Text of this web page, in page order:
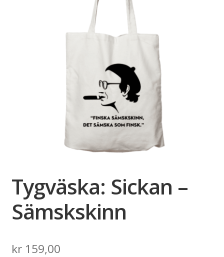
Tygväska: Sickan –
Sämskskinn
kr159,00